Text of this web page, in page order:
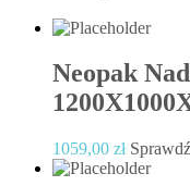
Neopak
1059,00 zł Sprawdź